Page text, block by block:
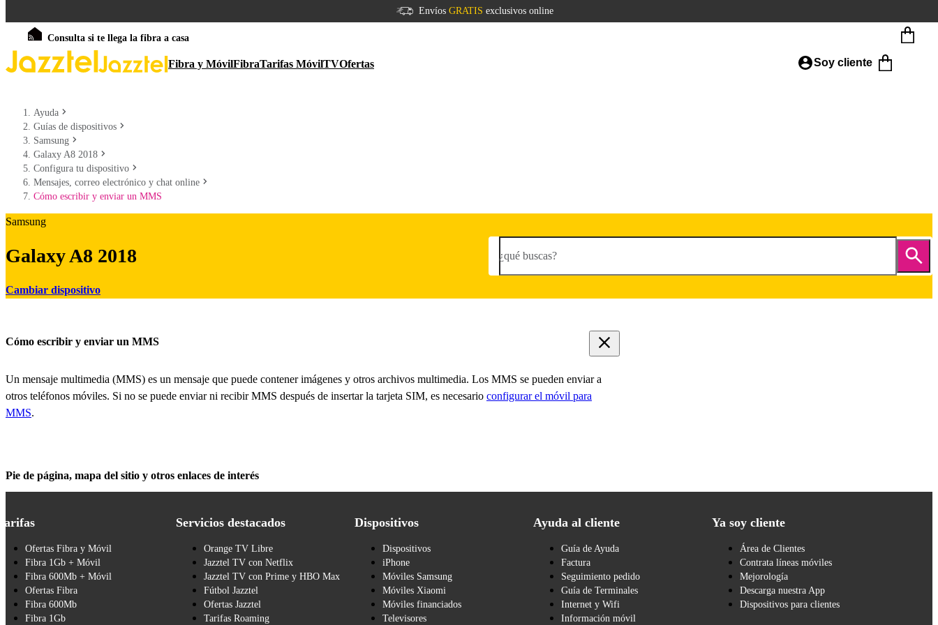
Envíos GRATIS exclusivos online
Consulta si te llega la fibra a casa
Fibra y MóvilFibraTarifas MóvilTVOfertas Soy cliente
Ayuda
Guías de dispositivos
Samsung
Galaxy A8 2018
Configura tu dispositivo
Mensajes, correo electrónico y chat online
Cómo escribir y enviar un MMS
Samsung
Galaxy A8 2018
Cambiar dispositivo
¿qué buscas?
Cómo escribir y enviar un MMS
Un mensaje multimedia (MMS) es un mensaje que puede contener imágenes y otros archivos multimedia. Los MMS se pueden enviar a
otros teléfonos móviles. Si no se puede enviar ni recibir MMS después de insertar la tarjeta SIM, es necesario configurar el móvil para
MMS.
Pie de página, mapa del sitio y otros enlaces de interés
Ofertas Fibra y Móvil
Fibra 1Gb + Móvil
Fibra 600Mb + Móvil
Ofertas Fibra
Fibra 600Mb
Fibra 1Gb
Servicios destacados
Orange TV Libre
Jazztel TV con Netflix
Jazztel TV con Prime y HBO Max
Fútbol Jazztel
Ofertas Jazztel
Tarifas Roaming
Dispositivos
Dispositivos
iPhone
Móviles Samsung
Móviles Xiaomi
Móviles financiados
Televisores
Ayuda al cliente
Guía de Ayuda
Factura
Seguimiento pedido
Guía de Terminales
Internet y Wifi
Información móvil
Ya soy cliente
Área de Clientes
Contrata líneas móviles
Mejorología
Descarga nuestra App
Dispositivos para clientes